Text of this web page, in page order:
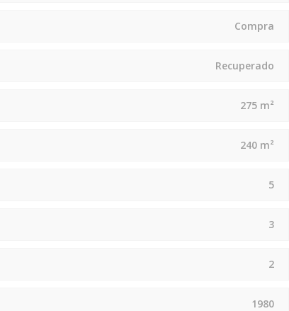
Compra
Recuperado
275 m²
240 m²
5
3
2
1980